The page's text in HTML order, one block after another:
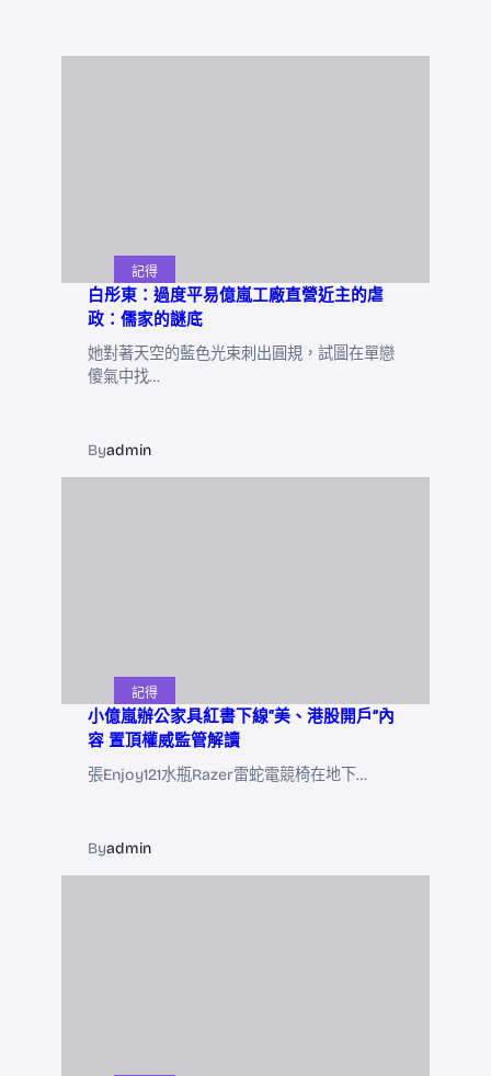
記得
白彤東：過度平易億嵐工廠直營近主的虐
政：儒家的謎底
她對著天空的藍色光束刺出圓規，試圖在單戀
傻氣中找…
Byadmin
記得
小億嵐辦公家具紅書下線“美、港股開戶”內
容 置頂權威監管解讀
張Enjoy121水瓶Razer雷蛇電競椅在地下…
Byadmin